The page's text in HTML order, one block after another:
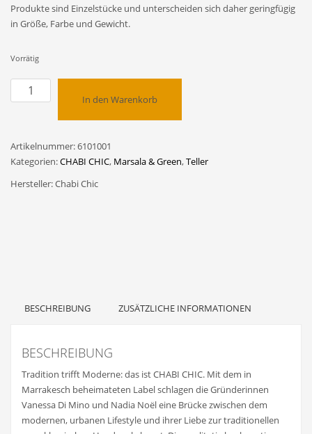
Produkte sind Einzelstücke und unterscheiden sich daher geringfügig
in Größe, Farbe und Gewicht.
Vorrätig
Handgemachter
marokkanischer
&
Gold
In den Warenkorb
Artikelnummer:6101001
Kategorien:CHABI CHIC, Marsala & Green,Teller
Hersteller:Chabi Chic
BESCHREIBUNG ZUSÄTZLICHE INFORMATIONEN
BESCHREIBUNG
Tradition trifft Moderne: das ist CHABI CHIC. Mit dem in
Marrakesch beheimateten Label schlagen die Gründerinnen
Vanessa Di Mino und Nadia Noël eine Brücke zwischen dem
modernen, urbanen Lifestyle und ihrer Liebe zur traditionellen